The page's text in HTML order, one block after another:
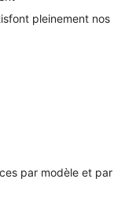
pleinement nos
par modèle et par